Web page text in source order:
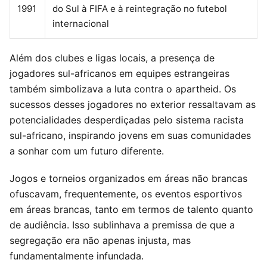
1991
do Sul à FIFA e à reintegração no futebol
internacional
Além dos clubes e ligas locais, a presença de
jogadores sul-africanos em equipes estrangeiras
também simbolizava a luta contra o apartheid. Os
sucessos desses jogadores no exterior ressaltavam as
potencialidades desperdiçadas pelo sistema racista
sul-africano, inspirando jovens em suas comunidades
a sonhar com um futuro diferente.
Jogos e torneios organizados em áreas não brancas
ofuscavam, frequentemente, os eventos esportivos
em áreas brancas, tanto em termos de talento quanto
de audiência. Isso sublinhava a premissa de que a
segregação era não apenas injusta, mas
fundamentalmente infundada.